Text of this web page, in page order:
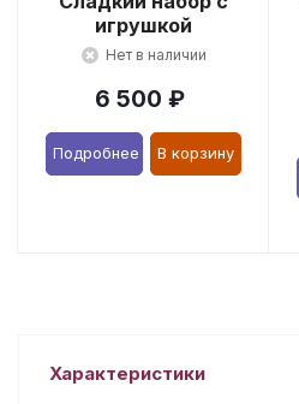
игрушкой
Нет в наличии
6 500 ₽
Подробнее В корзину
Характеристики